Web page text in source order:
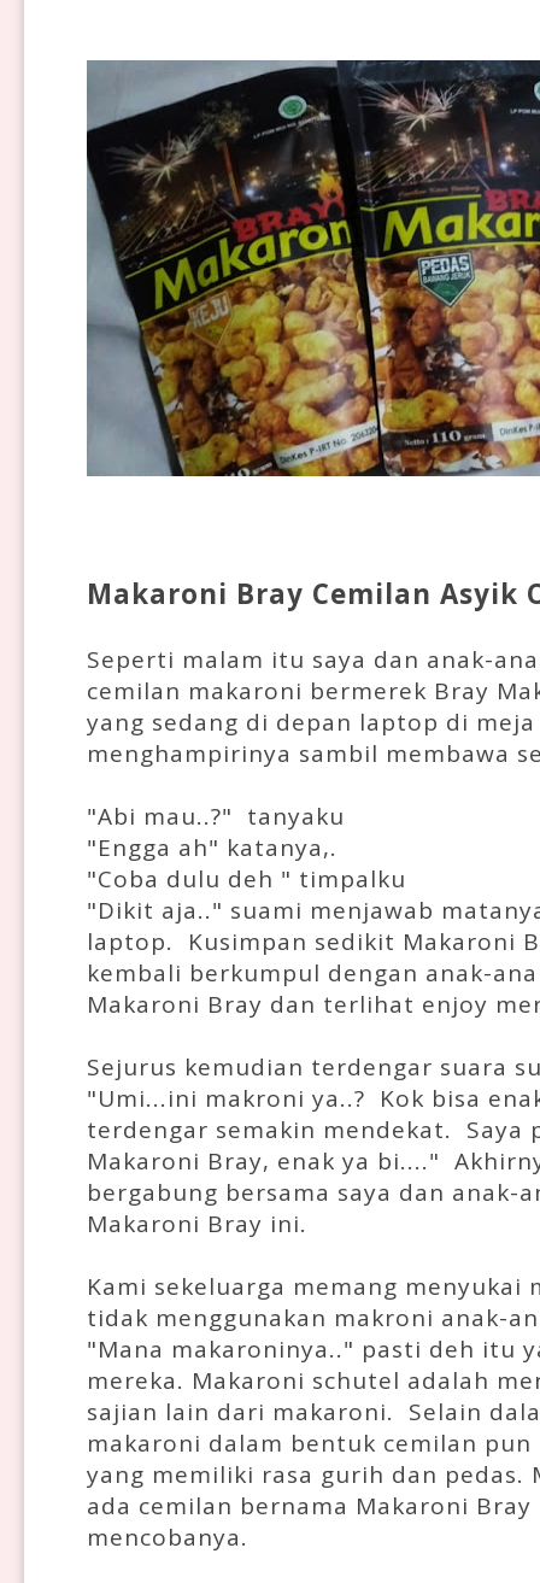
Makaroni Bray Cemilan Asyik
Seperti malam itu saya dan anak-
cemilan makaroni bermerek Bray
yang sedang di depan laptop di
menghampirinya sambil membawa
"Abi mau..?" tanyaku
"Engga ah" katanya,.
"Coba dulu deh " timpalku
"Dikit aja.." suami menjawab
laptop. Kusimpan sedikit Makaroni
kembali berkumpul dengan anak-
Makaroni Bray dan terlihat enjoy
Sejurus kemudian terdengar suara
"Umi...ini makroni ya..? Kok bisa
terdengar semakin mendekat.
Makaroni Bray, enak ya bi...."
bergabung bersama saya dan anak-
Makaroni Bray ini.
Kami sekeluarga memang menyukai
tidak menggunakan makroni anak-
"Mana makaroninya.." pasti deh itu
mereka. Makaroni schutel adalah
sajian lain dari makaroni. Selain
makaroni dalam bentuk cemilan
yang memiliki rasa gurih dan pedas.
ada cemilan bernama Makaroni
mencobanya.